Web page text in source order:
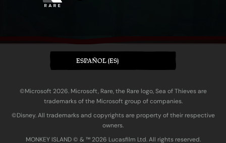
ESPAÑOL (ES)
©Microsoft 2026. Microsoft, Rare, the Rare logo, Sea of Thieves are
trademarks of the Microsoft group of companies.
©Disney. All trademarks and copyrights are property of their respective
owners.
MONKEY ISLAND © & ™ 20‍26 Lucasfilm Ltd. All rights reserved.